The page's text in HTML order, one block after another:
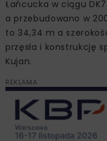
Łańcucka w ciągu
a przebudowano w
to 34,34 m a
przęsła i konstrukcję
Kujan.
REKLAMA